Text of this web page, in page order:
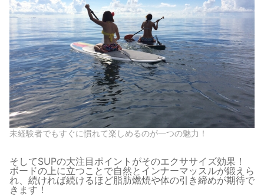
未経験者でもすぐに慣れて楽しめるのが一つの魅力！
そしてSUPの大注目ポイントがそのエクササイズ効果！
ボードの上に立つことで自然とインナーマッスルが鍛えら
れ、続ければ続けるほど脂肪燃焼や体の引き締めが期待で
きます！